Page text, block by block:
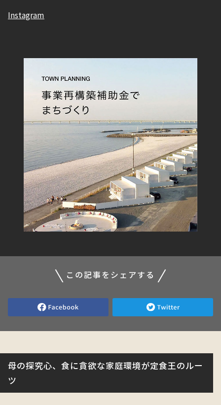
Instagram
この記事をシェアする
母の探究心、食に貪欲な家庭環境が定食王のルー
ツ